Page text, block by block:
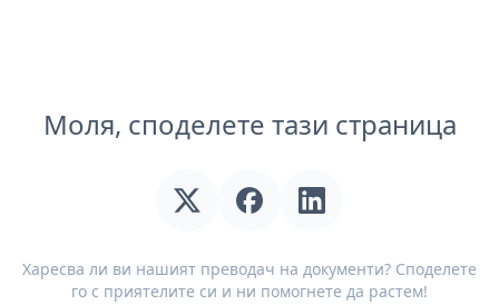
Моля, споделете тази страница
Харесва ли ви нашият преводач на документи? Споделете
го с приятелите си и ни помогнете да растем!